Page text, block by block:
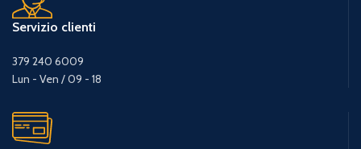
Servizio clienti
379 240 6009
Lun - Ven / 09 - 18